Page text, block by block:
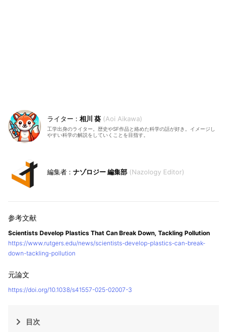
相川 葵 Aoi Aikawa
工学出身のライター。歴史やSF作品と絡めた科学の話が好き。イメージし
やすい科学の解説をしていくことを目指す。
ナゾロジー 編集部 Nazology Editor
Scientists Develop Plastics That Can Break Down, Tackling Pollution
https://www.rutgers.edu/news/scientists-develop-plastics-can-break-
down-tackling-pollution
https://doi.org/10.1038/s41557-025-02007-3
目次